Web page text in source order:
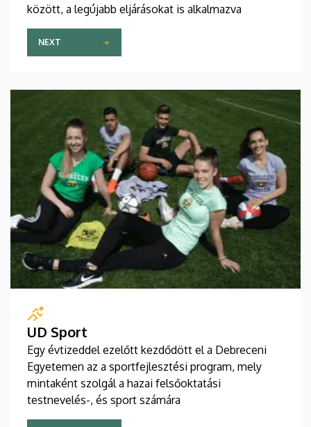
között, a legújabb eljárásokat is alkalmazva
NEXT
UD Sport
Egy évtizeddel ezelőtt kezdődött el a Debreceni
Egyetemen az a sportfejlesztési program, mely
mintaként szolgál a hazai felsőoktatási
testnevelés-, és sport számára